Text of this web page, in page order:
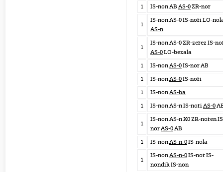
1
IS-non AB AS-0ZR-nor
1
IS-non AS-0 IS-nori LO-
AS-n
1
IS-non AS-0 ZR-zerez IS-
AS-0LO-bezala
1
IS-nonAS-0IS-nor AB
1
IS-nonAS-0IS-nori
1
IS-nonAS-ba
1
IS-non AS-n IS-noriAS-0
1
IS-non AS-n X0 ZR-noren
norAS-0AB
1
IS-nonAS-n-0IS-nola
1
IS-nonAS-n-0IS-nor IS-
nondik IS-non